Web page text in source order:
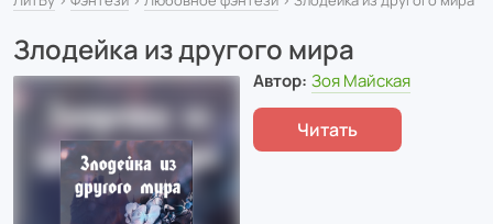
Злодейка из другого мира
Автор: Зоя Майская
Читать